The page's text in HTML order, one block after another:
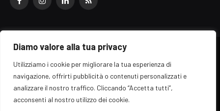
Diamo valore alla tua privacy
Utilizziamo i cookie per migliorare la tua esperienza di
navigazione, offrirti pubblicità o contenuti personalizzati e
analizzare il nostro traffico. Cliccando “Accetta tutti”,
acconsenti al nostro utilizzo dei cookie.
FacebookInstagramLinkedInRSS
© 2026 EZ Rome Designed by ARvis.it
Il portale EZ Rome e' una testata giornalistica di carattere generalista
registrata al tribunale di Roma - Numero 389/2008
Direttore responsabile: Raffaella Roani - ISSN: 2036-783X
Edito da ARvis.it srl - via Alessandria 88 - 00198 Roma CF/PI/R.I.